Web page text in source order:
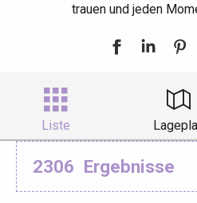
trauen und jeden
Liste
2306 Ergebnisse